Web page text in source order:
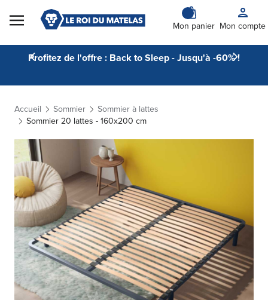
Skip to Content
Mon panier Mon compte
Profitez de l'offre : Back to Sleep - Jusqu'à -60% !
Accueil Sommier
Sommier à lattes
Sommier 20 lattes - 160x200 cm